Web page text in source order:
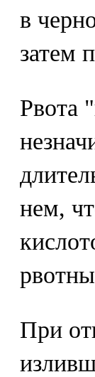
в
затем
Рвота
нем,
При